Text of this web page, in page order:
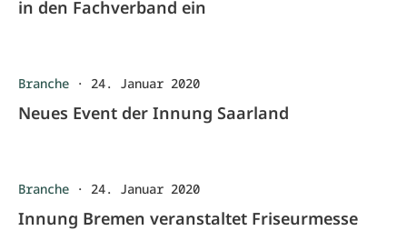
in den Fachverband ein
Branche · 24. Januar 2020
Neues Event der Innung Saarland
Branche · 24. Januar 2020
Innung Bremen veranstaltet Friseurmesse